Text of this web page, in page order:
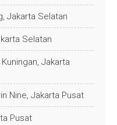
Jakarta Selatan
Selatan
Kuningan, Jakarta
Nine, Jakarta Pusat
Pusat